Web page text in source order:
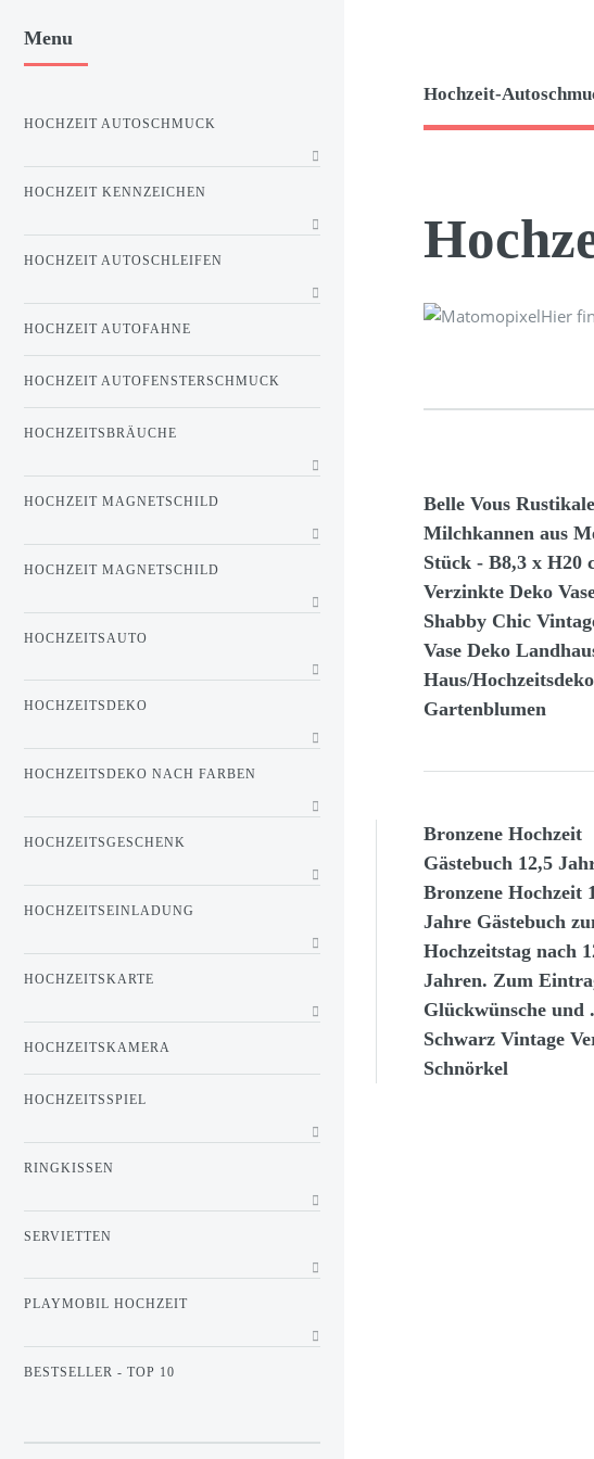
Hochzeit-
Hier
Belle Vous
Milchkannen aus
Stück - B8,3 x H20
Verzinkte Deko
Shabby Chic
Vase Deko
Haus/
Gartenblumen
Bronzene Hochzeit
Gästebuch 12,5
Bronzene Hochzeit
Jahre Gästebuch
Hochzeitstag nach
Jahren. Zum
Glückwünsche und
Schwarz Vintage
Schnörkel
Menu
HOCHZEIT AUTOSCHMUCK
HOCHZEIT KENNZEICHEN
HOCHZEIT AUTOSCHLEIFEN
HOCHZEIT AUTOFAHNE
HOCHZEIT AUTOFENSTERSCHMUCK
HOCHZEITSBRÄUCHE
HOCHZEIT MAGNETSCHILD
HOCHZEIT MAGNETSCHILD
HOCHZEITSAUTO
HOCHZEITSDEKO
HOCHZEITSDEKO NACH FARBEN
HOCHZEITSGESCHENK
HOCHZEITSEINLADUNG
HOCHZEITSKARTE
HOCHZEITSKAMERA
HOCHZEITSSPIEL
RINGKISSEN
SERVIETTEN
PLAYMOBIL HOCHZEIT
BESTSELLER - TOP 10